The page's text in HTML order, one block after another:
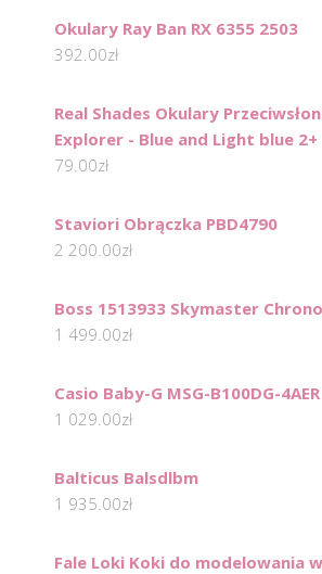
Okulary Ray Ban RX 6355 2503
392.00zł
Real Shades Okulary
Explorer - Blue and Light blue 2+
79.00zł
Staviori Obrączka PBD4790
2 200.00zł
Boss 1513933 Skymaster
1 499.00zł
Casio Baby-G MSG-B100DG-4AER
1 029.00zł
Balticus Balsdlbm
1 935.00zł
Fale Loki Koki do modelowania